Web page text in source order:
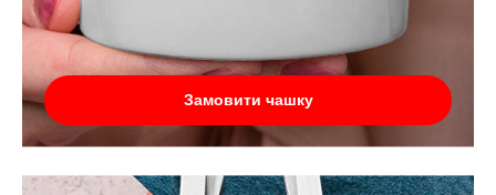
Замовити чашку